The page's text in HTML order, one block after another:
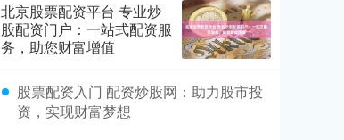
北京股票配资平台 专业炒
股配资门户：一站式配资服
务，助您财富增值
​股票配资入门 配资炒股网：助力股市投
资，实现财富梦想